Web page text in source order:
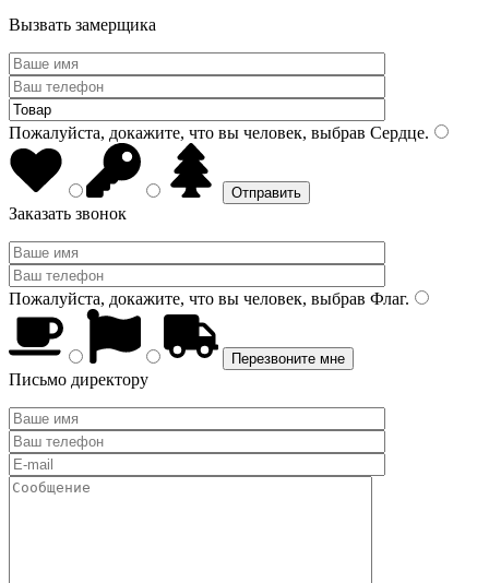
Вызвать замерщика
Пожалуйста, докажите, что вы человек, выбрав Сердце.
Заказать звонок
Пожалуйста, докажите, что вы человек, выбрав Флаг.
Письмо директору